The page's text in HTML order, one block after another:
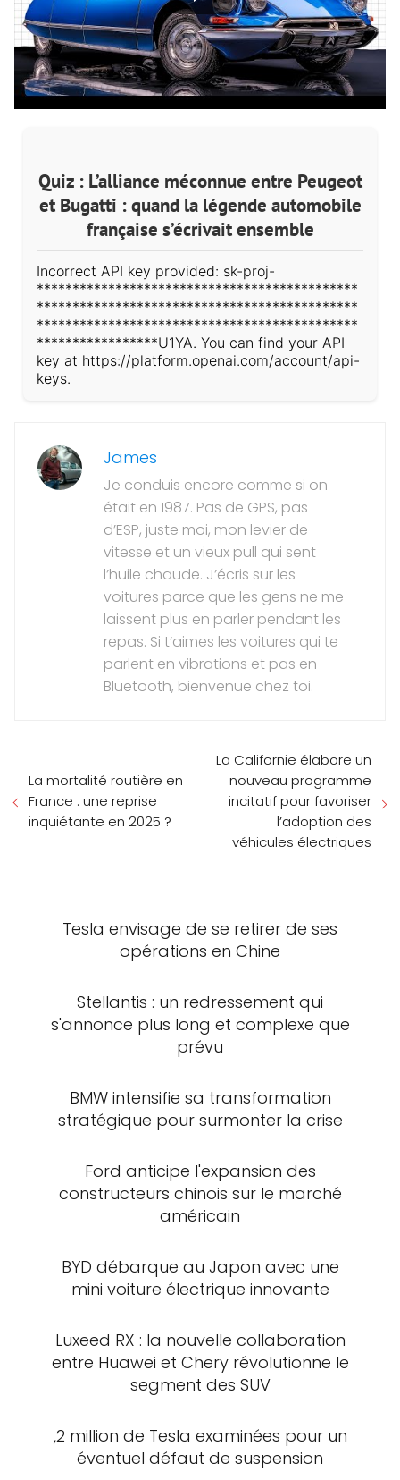
Quiz : L’alliance méconnue entre Peugeot
et Bugatti : quand la légende automobile
française s’écrivait ensemble
Incorrect API key provided: sk-proj-
*********************************************
*********************************************
*********************************************
*****************U1YA. You can find your API
key at https://platform.openai.com/account/api-
keys.
James
Je conduis encore comme si on
était en 1987. Pas de GPS, pas
d’ESP, juste moi, mon levier de
vitesse et un vieux pull qui sent
l’huile chaude. J’écris sur les
voitures parce que les gens ne me
laissent plus en parler pendant les
repas. Si t’aimes les voitures qui te
parlent en vibrations et pas en
Bluetooth, bienvenue chez toi.
La mortalité routière en
France : une reprise
inquiétante en 2025 ?
La Californie élabore un
nouveau programme
incitatif pour favoriser
l’adoption des
véhicules électriques
Tesla envisage de se retirer de ses
opérations en Chine
Stellantis : un redressement qui
s'annonce plus long et complexe que
prévu
BMW intensifie sa transformation
stratégique pour surmonter la crise
Ford anticipe l'expansion des
constructeurs chinois sur le marché
américain
BYD débarque au Japon avec une
mini voiture électrique innovante
Luxeed RX : la nouvelle collaboration
entre Huawei et Chery révolutionne le
segment des SUV
,2 million de Tesla examinées pour un
éventuel défaut de suspension